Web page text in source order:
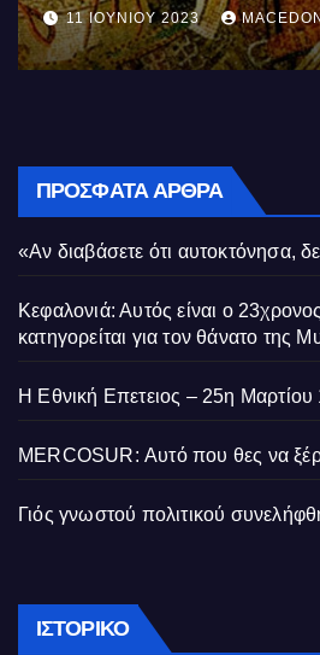
11 ΙΟΥΝΊΟΥ 2023
ΠΡΌΣΦΑΤΑ ΆΡΘΡΑ
«Αν διαβάσετε ότι αυτοκτόνησα,
Κεφαλονιά: Αυτός είναι ο
κατηγορείται για τον θάνατο της
Η Εθνική Επετειος – 25η Μαρτίου
MERCOSUR: Αυτό που θες να
Γιός γνωστού πολιτικού
ΙΣΤΟΡΙΚΌ Ιστορικό